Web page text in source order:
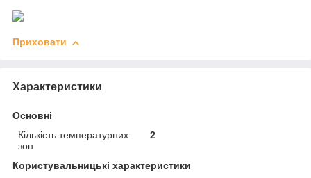
Приховати
Характеристики
Основні
Кількість температурних
зон
2
Користувальницькі характеристики